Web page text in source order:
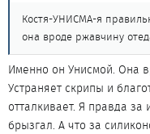
Костя-УНИСМА-я
она вроде ржавчину
Именно он Унисмой. Она
Устраняет скрипы и
отталкивает. Я правда
брызгал. А что за